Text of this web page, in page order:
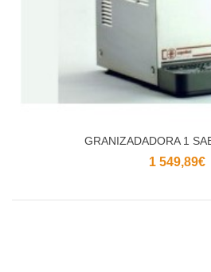
GRANIZADADORA 1
1 549,89€